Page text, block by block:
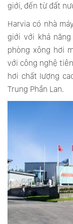
giới, đến từ đất
Harvia có nhà
giới với khả
phòng xông hơi
với công nghệ
hơi chất lượng
Trung Phần Lan.